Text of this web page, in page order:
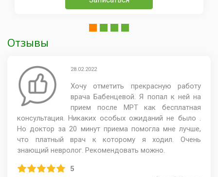
Отзывы
28.02.2022
Хочу отметить прекрасную работу
врача Бабенцевой. Я попал к ней на
прием после МРТ как бесплатная
консультация. Никаких особых ожиданий не было .
Но доктор за 20 минут приема помогла мне лучше,
что платный врач к которому я ходил. Очень
знающий невролог. Рекомендовать можно.
5